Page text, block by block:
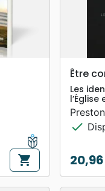
shopping_cart
Être
Les
check
Prix